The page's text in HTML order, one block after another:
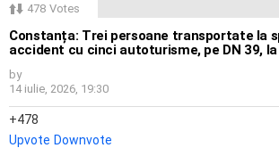
478 Votes
Constanța: Trei persoane transportate la
accident cu cinci autoturisme, pe DN 39,
by
14 iulie, 2026, 19:30
478
Upvote Downvote